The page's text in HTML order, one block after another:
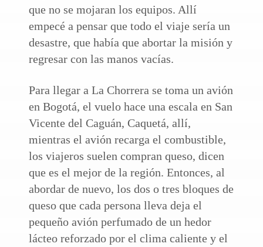
que no se mojaran los equipos. Allí
empecé a pensar que todo el viaje sería un
desastre, que había que abortar la misión y
regresar con las manos vacías.
Para llegar a La Chorrera se toma un avión
en Bogotá, el vuelo hace una escala en San
Vicente del Caguán, Caquetá, allí,
mientras el avión recarga el combustible,
los viajeros suelen compran queso, dicen
que es el mejor de la región. Entonces, al
abordar de nuevo, los dos o tres bloques de
queso que cada persona lleva deja el
pequeño avión perfumado de un hedor
lácteo reforzado por el clima caliente y el